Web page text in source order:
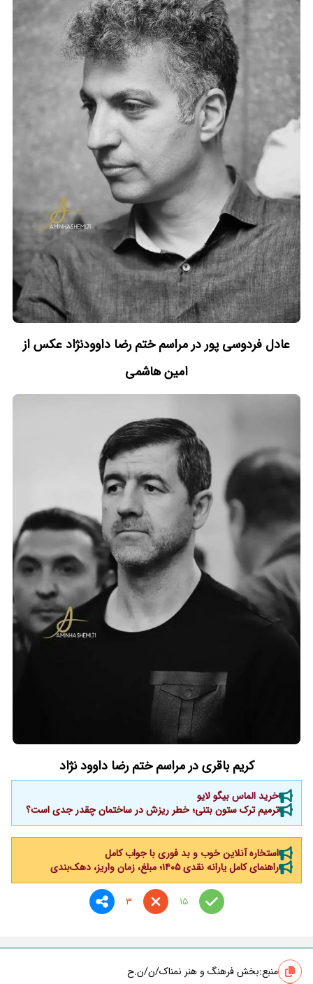
عادل فردوسی پور در مراسم ختم رضا داوودنژاد عکس از
امین هاشمی
کریم باقری در مراسم ختم رضا داوود نژاد
خرید الماس بیگو لایو
ترمیم ترک ستون بتنی؛ خطر ریزش در ساختمان چقدر جدی است؟
استخاره آنلاین خوب و بد فوری با جواب کامل
راهنمای کامل یارانه نقدی ۱۴۰۵؛ مبلغ، زمان واریز، دهک‌بندی
15
3
منبع:بخش فرهنگ و هنر نمناک/ن/ن.ح